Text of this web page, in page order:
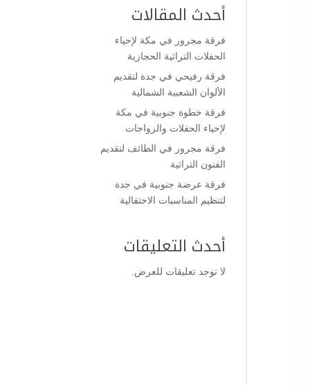
أحدث المقالات
فرقة مجرور في مكة لإحياء
الحفلات التراثية الحجازية
فرقة رفيحي في جدة لتقديم
الألوان الشعبية الشمالية
فرقة خطوة جنوبية في مكة
لإحياء الحفلات والزواجات
فرقة مجرور في الطائف لتقديم
الفنون التراثية
فرقة عرضة جنوبية في جدة
لتنظيم المناسبات الاحتفالية
أحدث التعليقات
لا توجد تعليقات للعرض.